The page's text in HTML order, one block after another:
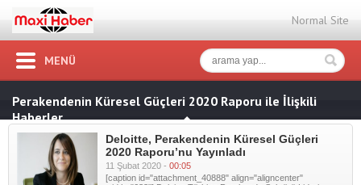
Normal Site
MENÜ
Perakendenin Küresel Güçleri 2020 Raporu ile İlişkili
Haberler
Deloitte, Perakendenin Küresel Güçleri
2020 Raporu’nu Yayınladı
11 Şubat 2020 - 00:05
[caption id="attachment_40888" align="aligncenter"